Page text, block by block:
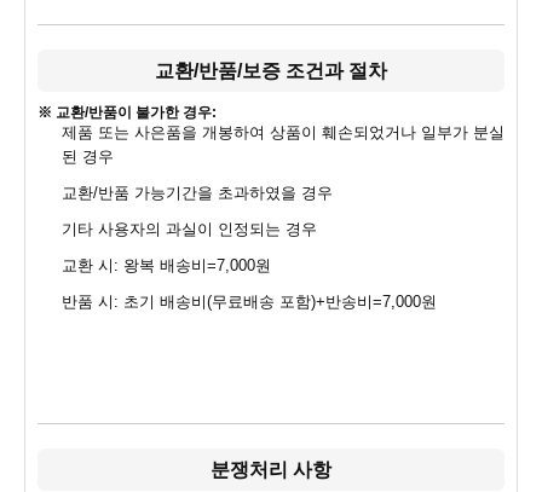
교환/반품/보증 조건과 절차
※ 교환/반품이 불가한 경우:
제품 또는 사은품을 개봉하여 상품이 훼손되었거나 일부가 분실
된 경우
교환/반품 가능기간을 초과하였을 경우
기타 사용자의 과실이 인정되는 경우
교환 시: 왕복 배송비=7,000원
반품 시: 초기 배송비(무료배송 포함)+반송비=7,000원
분쟁처리 사항